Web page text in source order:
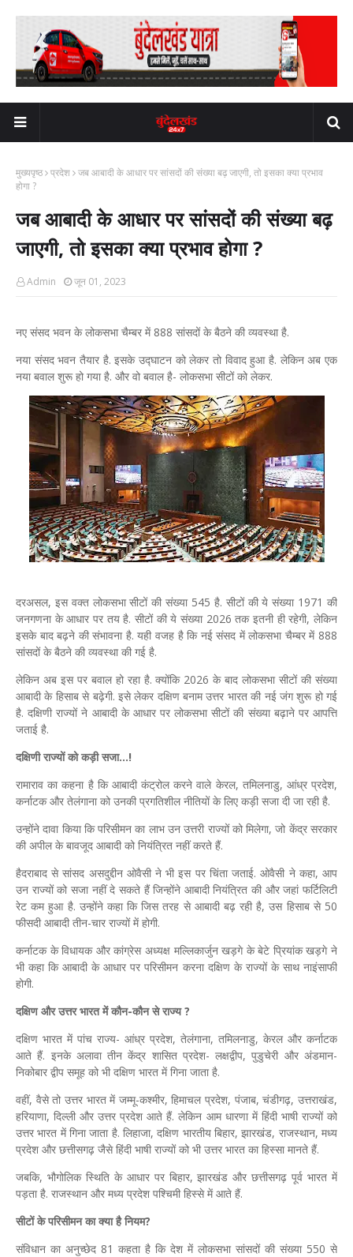
मुख्यपृष्ठ प्रदेश जब आबादी के आधार पर सांसदों की संख्या बढ़ जाएगी, तो इसका क्या प्रभाव
होगा ?
जब आबादी के आधार पर सांसदों की संख्या बढ़
जाएगी, तो इसका क्या प्रभाव होगा ?
Admin जून 01, 2023
नए संसद भवन के लोकसभा चैम्बर में 888 सांसदों के बैठने की व्यवस्था है.
नया संसद भवन तैयार है. इसके उद्घाटन को लेकर तो विवाद हुआ है. लेकिन अब एक
नया बवाल शुरू हो गया है. और वो बवाल है- लोकसभा सीटों को लेकर.
दरअसल, इस वक्त लोकसभा सीटों की संख्या 545 है. सीटों की ये संख्या 1971 की
जनगणना के आधार पर तय है. सीटों की ये संख्या 2026 तक इतनी ही रहेगी, लेकिन
इसके बाद बढ़ने की संभावना है. यही वजह है कि नई संसद में लोकसभा चैम्बर में 888
सांसदों के बैठने की व्यवस्था की गई है.
लेकिन अब इस पर बवाल हो रहा है. क्योंकि 2026 के बाद लोकसभा सीटों की संख्या
आबादी के हिसाब से बढ़ेगी. इसे लेकर दक्षिण बनाम उत्तर भारत की नई जंग शुरू हो गई
है. दक्षिणी राज्यों ने आबादी के आधार पर लोकसभा सीटों की संख्या बढ़ाने पर आपत्ति
जताई है.
दक्षिणी राज्यों को कड़ी सजा...!
रामाराव का कहना है कि आबादी कंट्रोल करने वाले केरल, तमिलनाडु, आंध्र प्रदेश,
कर्नाटक और तेलंगाना को उनकी प्रगतिशील नीतियों के लिए कड़ी सजा दी जा रही है.
उन्होंने दावा किया कि परिसीमन का लाभ उन उत्तरी राज्यों को मिलेगा, जो केंद्र सरकार
की अपील के बावजूद आबादी को नियंत्रित नहीं करते हैं.
हैदराबाद से सांसद असदुद्दीन ओवैसी ने भी इस पर चिंता जताई. ओवैसी ने कहा, आप
उन राज्यों को सजा नहीं दे सकते हैं जिन्होंने आबादी नियंत्रित की और जहां फर्टिलिटी
रेट कम हुआ है. उन्होंने कहा कि जिस तरह से आबादी बढ़ रही है, उस हिसाब से 50
फीसदी आबादी तीन-चार राज्यों में होगी.
कर्नाटक के विधायक और कांग्रेस अध्यक्ष मल्लिकार्जुन खड़गे के बेटे प्रियांक खड़गे ने
भी कहा कि आबादी के आधार पर परिसीमन करना दक्षिण के राज्यों के साथ नाइंसाफी
होगी.
दक्षिण और उत्तर भारत में कौन-कौन से राज्य ?
दक्षिण भारत में पांच राज्य- आंध्र प्रदेश, तेलंगाना, तमिलनाडु, केरल और कर्नाटक
आते हैं. इनके अलावा तीन केंद्र शासित प्रदेश- लक्षद्वीप, पुडुचेरी और अंडमान-
निकोबार द्वीप समूह को भी दक्षिण भारत में गिना जाता है.
वहीं, वैसे तो उत्तर भारत में जम्मू-कश्मीर, हिमाचल प्रदेश, पंजाब, चंडीगढ़, उत्तराखंड,
हरियाणा, दिल्ली और उत्तर प्रदेश आते हैं. लेकिन आम धारणा में हिंदी भाषी राज्यों को
उत्तर भारत में गिना जाता है. लिहाजा, दक्षिण भारतीय बिहार, झारखंड, राजस्थान, मध्य
प्रदेश और छत्तीसगढ़ जैसे हिंदी भाषी राज्यों को भी उत्तर भारत का हिस्सा मानते हैं.
जबकि, भौगोलिक स्थिति के आधार पर बिहार, झारखंड और छत्तीसगढ़ पूर्व भारत में
पड़ता है. राजस्थान और मध्य प्रदेश पश्चिमी हिस्से में आते हैं.
सीटों के परिसीमन का क्या है नियम?
संविधान का अनुच्छेद 81 कहता है कि देश में लोकसभा सांसदों की संख्या 550 से